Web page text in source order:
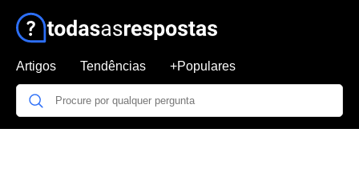
Artigos Tendências +Populares